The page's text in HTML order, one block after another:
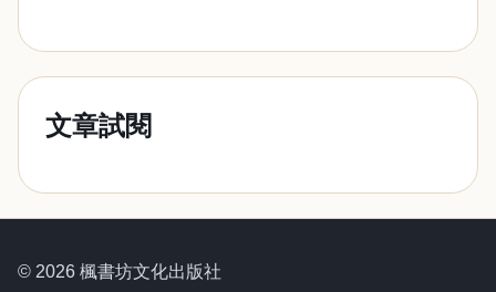
文章試閱
© 2026 楓書坊文化出版社